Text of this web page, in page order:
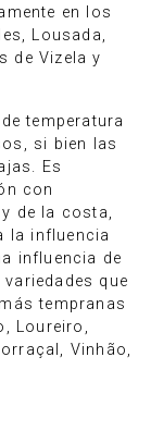
en los
Lousada,
de Vizela y
temperatura
si bien las
Es
con
de la costa,
la influencia
influencia de
que
tempranas
Loureiro,
Vinhão,